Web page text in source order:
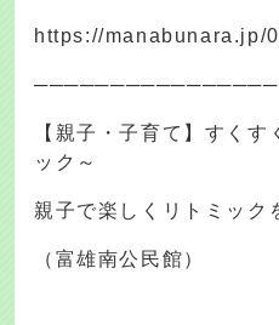
https://manabunara.jp/
【親子・子育て】すくす
ック～
親子で楽しくリトミック
（富雄南公民館）